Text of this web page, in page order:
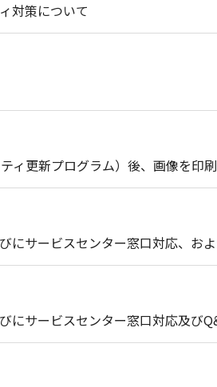
対策について
ィ更新プログラム）後、画像を印
にサービスセンター窓口対応、お
にサービスセンター窓口対応及び